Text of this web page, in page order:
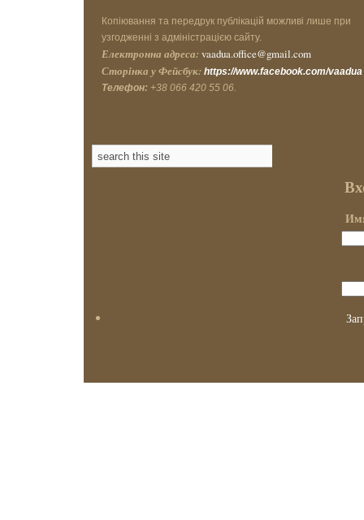
Копіювання та передрук публікацій можливі лише при
узгодженні з адміністрацією сайту.
Електронна адреса: vaadua.office@gmail.com
Сторінка у Фейсбук: https://www.facebook.com/vaadua
Телефон: +38 066 420 55 06.